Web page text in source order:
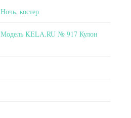
Ночь, костер
Модель KELA.RU № 917 Кулон